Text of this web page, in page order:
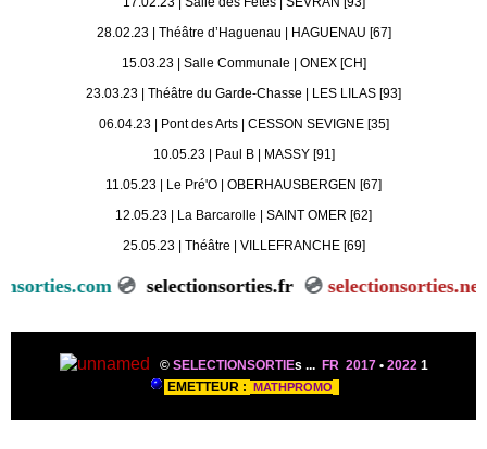
28.02.23 | Théâtre d’Haguenau | HAGUENAU [67]
15.03.23 | Salle Communale | ONEX [CH]
23.03.23 | Théâtre du Garde-Chasse | LES LILAS [93]
06.04.23 | Pont des Arts | CESSON SEVIGNE [35]
10.05.23 | Paul B | MASSY [91]
11.05.23 | Le Pré'O | OBERHAUSBERGEN [67]
12.05.23 | La Barcarolle | SAINT OMER [62]
25.05.23 | Théâtre | VILLEFRANCHE [69]
💿 selectionsorties.fr💿 selectionsorties.net💿
©SELECTIONSORTIEs ... FR 2017 • 2022 1
EMETTEUR : MATHPROMO